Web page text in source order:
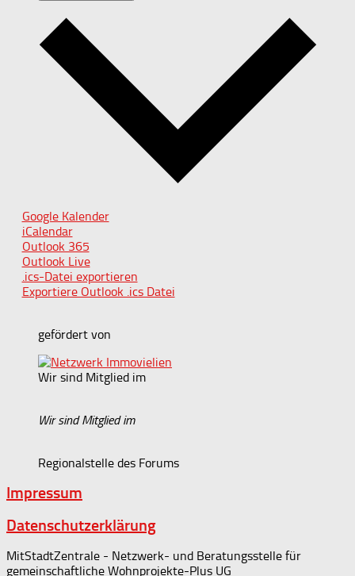
Google Kalender
iCalendar
Outlook 365
Outlook Live
.ics-Datei exportieren
Exportiere Outlook .ics Datei
gefördert von
Wir sind Mitglied im
Wir sind Mitglied im
Regionalstelle des Forums
Impressum
Datenschutzerklärung
MitStadtZentrale - Netzwerk- und Beratungsstelle für
gemeinschaftliche Wohnprojekte-Plus UG